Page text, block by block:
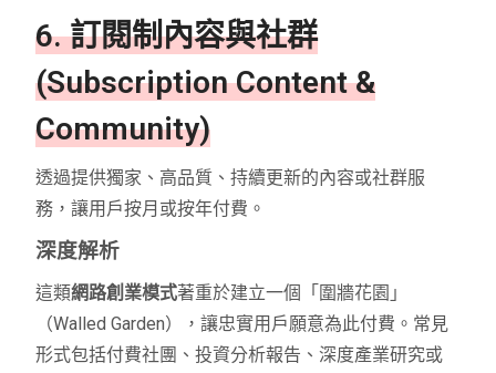
6. 訂閱制內容與社群
(Subscription Content &
Community)
透過提供獨家、高品質、持續更新的內容或社群服
務，讓用戶按月或按年付費。
深度解析
這類網路創業模式著重於建立一個「圍牆花園」
（Walled Garden），讓忠實用戶願意為此付費。常見
形式包括付費社團、投資分析報告、深度產業研究或